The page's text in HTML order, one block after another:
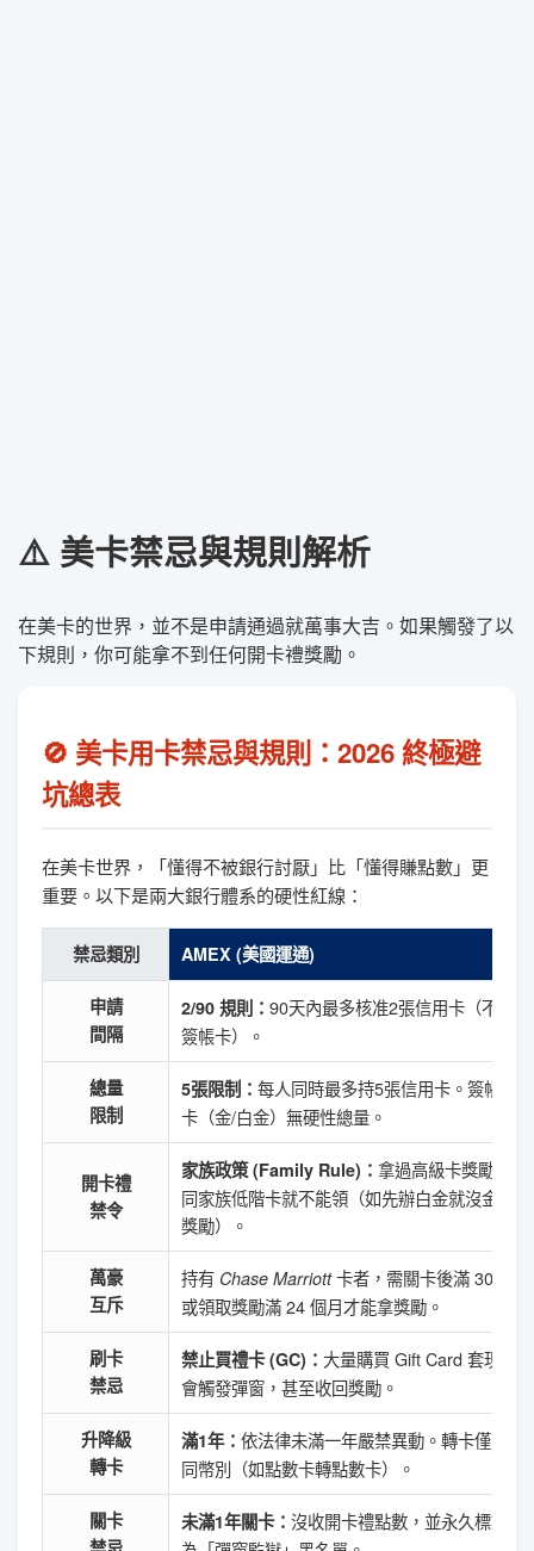
⚠️ 美卡禁忌與規則解析
在美卡的世界，並不是申請通過就萬事大吉。如果觸發了以
下規則，你可能拿不到任何開卡禮獎勵。
🚫 美卡用卡禁忌與規則：2026 終極避
坑總表
在美卡世界，「懂得不被銀行討厭」比「懂得賺點數」更
重要。以下是兩大銀行體系的硬性紅線：
禁忌類別 AMEX (美國運通)
申請
間隔
2/90 規則： 90天內最多核准2張信用卡（不含
簽帳卡）。
總量
限制
5張限制： 每人同時最多持5張信用卡。簽帳
卡（金/白金）無硬性總量。
開卡禮
禁令
家族政策 (Family Rule)： 拿過高級卡獎勵，
同家族低階卡就不能領（如先辦白金就沒金卡
獎勵）。
萬豪
互斥
持有 Chase Marriott卡者，需關卡後滿 30 天
或領取獎勵滿 24 個月才能拿獎勵。
刷卡
禁忌
禁止買禮卡 (GC)： 大量購買 Gift Card 套現
會觸發彈窗，甚至收回獎勵。
升降級
轉卡
滿1年： 依法律未滿一年嚴禁異動。轉卡僅限
同幣別（如點數卡轉點數卡）。
關卡
未滿1年關卡： 沒收開卡禮點數，並永久標記